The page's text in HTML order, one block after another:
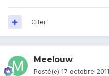
Citer
Meelouw
Posté(e) 17 octobre 2011